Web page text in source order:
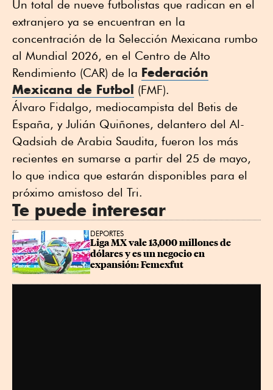
Un total de nueve futbolistas que radican en el
extranjero ya se encuentran en la
concentración de la Selección Mexicana rumbo
al Mundial 2026, en el Centro de Alto
Rendimiento (CAR) de la Federación
Mexicana de Futbol (FMF).
Álvaro Fidalgo, mediocampista del Betis de
España, y Julián Quiñones, delantero del Al-
Qadsiah de Arabia Saudita, fueron los más
recientes en sumarse a partir del 25 de mayo,
lo que indica que estarán disponibles para el
próximo amistoso del Tri.
Te puede interesar
DEPORTES
Liga MX vale 13,000 millones de
dólares y es un negocio en
expansión: Femexfut